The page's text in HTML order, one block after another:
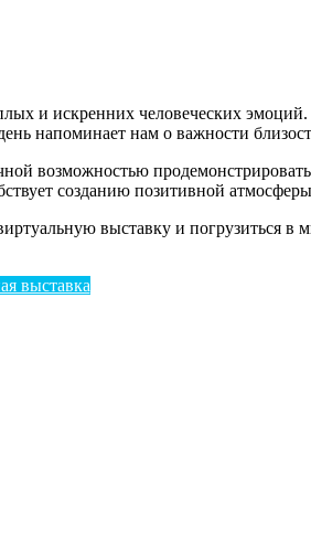
и искренних человеческих
напоминает нам о важности
возможностью
созданию позитивной
выставку и погрузиться
выставка